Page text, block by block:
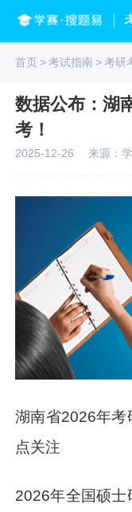
首页>考试指南>考研
数据公布：湖
考！
2025-12-26 来源：
湖南省2026年考
点关注
2026年全国硕士